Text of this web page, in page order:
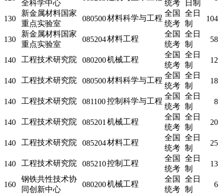
全科学中心
统考
日制
130
新金属材料国家
重点实验室
080500材料科学与工程
全国
统考
全日
制
104
130
新金属材料国家
重点实验室
085204材料工程
全国
统考
全日
制
58
140 工程技术研究院 080200机械工程
全国
统考
全日
制
12
140 工程技术研究院 080500材料科学与工程
全国
统考
全日
制
18
140 工程技术研究院 081100控制科学与工程
全国
统考
全日
制
8
140 工程技术研究院 085201 机械工程
全国
统考
全日
制
20
140 工程技术研究院 085204材料工程
全国
统考
全日
制
25
140 工程技术研究院 085210控制工程
全国
统考
全日
制
13
160
钢铁共性技术协
同创新中心
080200机械工程
全国
统考
全日
制
6